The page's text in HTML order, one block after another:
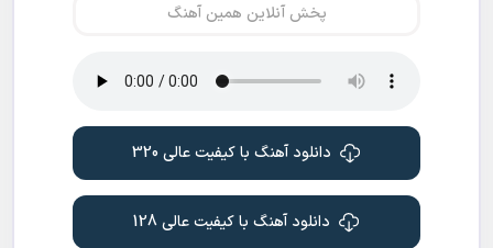
پخش آنلاین همین آهنگ
دانلود آهنگ با کیفیت عالی 320
دانلود آهنگ با کیفیت عالی 128